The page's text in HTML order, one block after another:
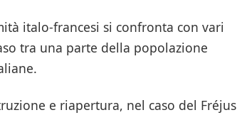
italo-francesi si confronta con vari
tra una parte della popolazione
e riapertura, nel caso del Fréjus